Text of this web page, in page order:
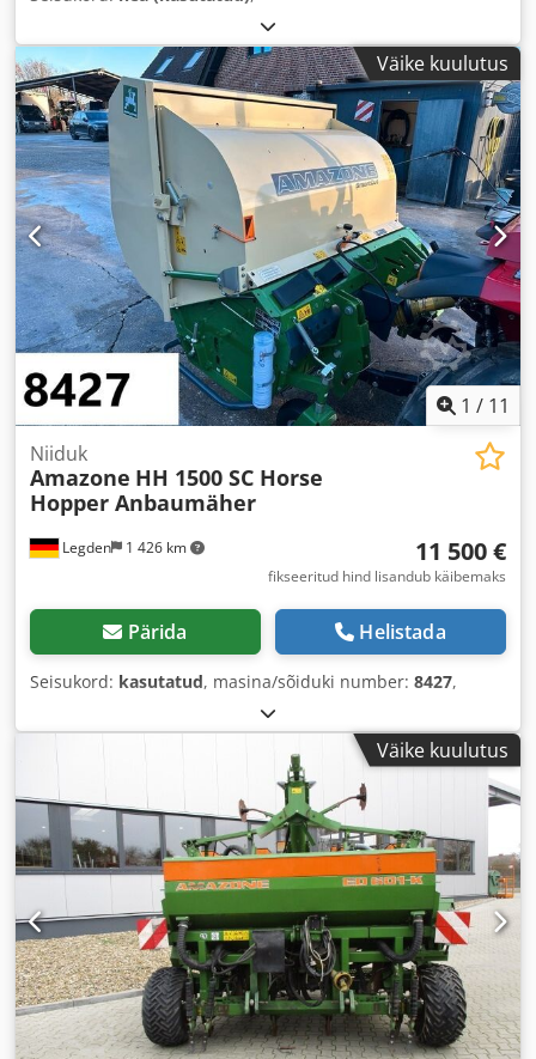
Väike kuulutus
1 / 11
Legden 1 426 km
Niiduk
Amazone HH 1500 SC Horse
Hopper Anbaumäher
11 500 €
fikseeritud hind lisandub käibemaks
Pärida Helistada
Seisukord: kasutatud, masina/sõiduki number: 8427,
Väike kuulutus